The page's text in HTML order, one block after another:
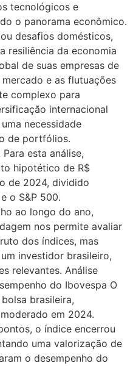
tecnológicos e
o panorama econômico.
desafios domésticos,
resiliência da economia
de suas empresas de
e as flutuações
complexo para
internacional
necessidade
de portfólios.
esta análise,
hipotético de R$
de 2024, dividido
o S&P 500.
ao longo do ano,
nos permite avaliar
dos índices, mas
investidor brasileiro,
relevantes. Análise
do Ibovespa O
brasileira,
em 2024.
o índice encerrou
uma valorização de
o desempenho do